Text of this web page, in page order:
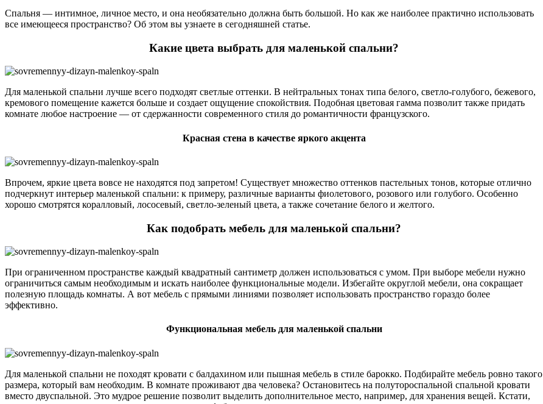
Спальня — интимное, личное место, и она необязательно должна быть большой. Но как же наиболее практично использовать
все имеющееся пространство? Об этом вы узнаете в сегодняшней статье.
Какие цвета выбрать для маленькой спальни?
Для маленькой спальни лучше всего подходят светлые оттенки. В нейтральных тонах типа белого, светло-голубого, бежевого,
кремового помещение кажется больше и создает ощущение спокойствия. Подобная цветовая гамма позволит также придать
комнате любое настроение — от сдержанности современного стиля до романтичности французского.
Красная стена в качестве яркого акцента
Впрочем, яркие цвета вовсе не находятся под запретом! Существует множество оттенков пастельных тонов, которые отлично
подчеркнут интерьер маленькой спальни: к примеру, различные варианты фиолетового, розового или голубого. Особенно
хорошо смотрятся коралловый, лососевый, светло-зеленый цвета, а также сочетание белого и желтого.
Как подобрать мебель для маленькой спальни?
При ограниченном пространстве каждый квадратный сантиметр должен использоваться с умом. При выборе мебели нужно
ограничиться самым необходимым и искать наиболее функциональные модели. Избегайте округлой мебели, она сокращает
полезную площадь комнаты. А вот мебель с прямыми линиями позволяет использовать пространство гораздо более
эффективно.
Функциональная мебель для маленькой спальни
Для маленькой спальни не походят кровати с балдахином или пышная мебель в стиле барокко. Подбирайте мебель ровно такого
размера, который вам необходим. В комнате проживают два человека? Остановитесь на полутороспальной спальной кровати
вместо двуспальной. Это мудрое решение позволит выделить дополнительное место, например, для хранения вещей. Кстати,